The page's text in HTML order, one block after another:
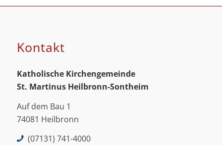
Kontakt
Katholische Kirchengemeinde
St. Martinus Heilbronn-Sontheim
Auf dem Bau 1
74081 Heilbronn
(07131) 741-4000